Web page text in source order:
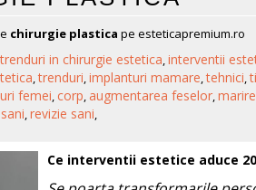
chirurgie plastica pe esteticapremium.ro
trenduri in chirurgie estetica,interventii
,trenduri,implanturi mamare,tehnici,
femei, corp, augmentarea feselor,
sani,revizie sani,
Ce interventii estetice aduce